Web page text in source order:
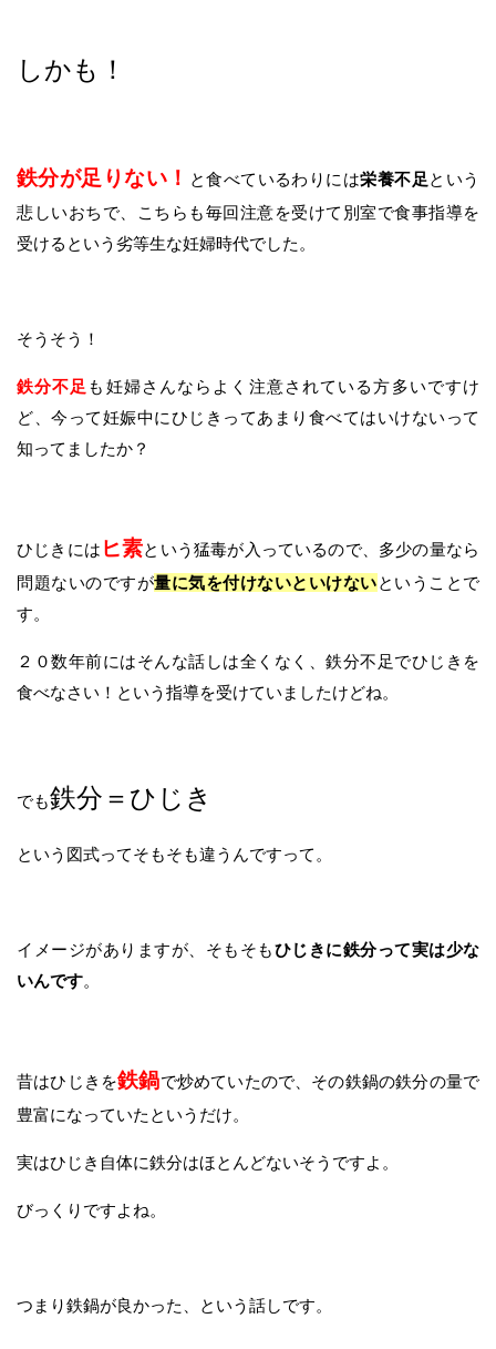
しかも！
鉄分が足りない！ と食べているわりには栄養不足という
悲しいおちで、こちらも毎回注意を受けて別室で食事指導を
受けるという劣等生な妊婦時代でした。
そうそう！
鉄分不足 も妊婦さんならよく注意されている方多いですけ
ど、今って妊娠中にひじきってあまり食べてはいけないって
知ってましたか？
ひじきには ヒ素という猛毒が入っているので、多少の量なら
問題ないのですが量に気を付けないといけないということで
す。
２０数年前にはそんな話しは全くなく、鉄分不足でひじきを
食べなさい！という指導を受けていましたけどね。
でも鉄分＝ひじき
という図式ってそもそも違うんですって。
イメージがありますが、そもそもひじきに鉄分って実は少な
いんです。
昔はひじきを鉄鍋で炒めていたので、その鉄鍋の鉄分の量で
豊富になっていたというだけ。
実はひじき自体に鉄分はほとんどないそうですよ。
びっくりですよね。
つまり鉄鍋が良かった、という話しです。